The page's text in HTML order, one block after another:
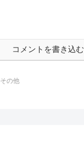
コメントを書き込む
その他